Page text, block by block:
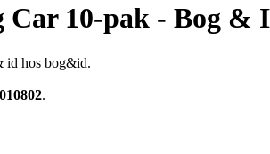
Car 10-pak - Bog
id hos bog&id.
.